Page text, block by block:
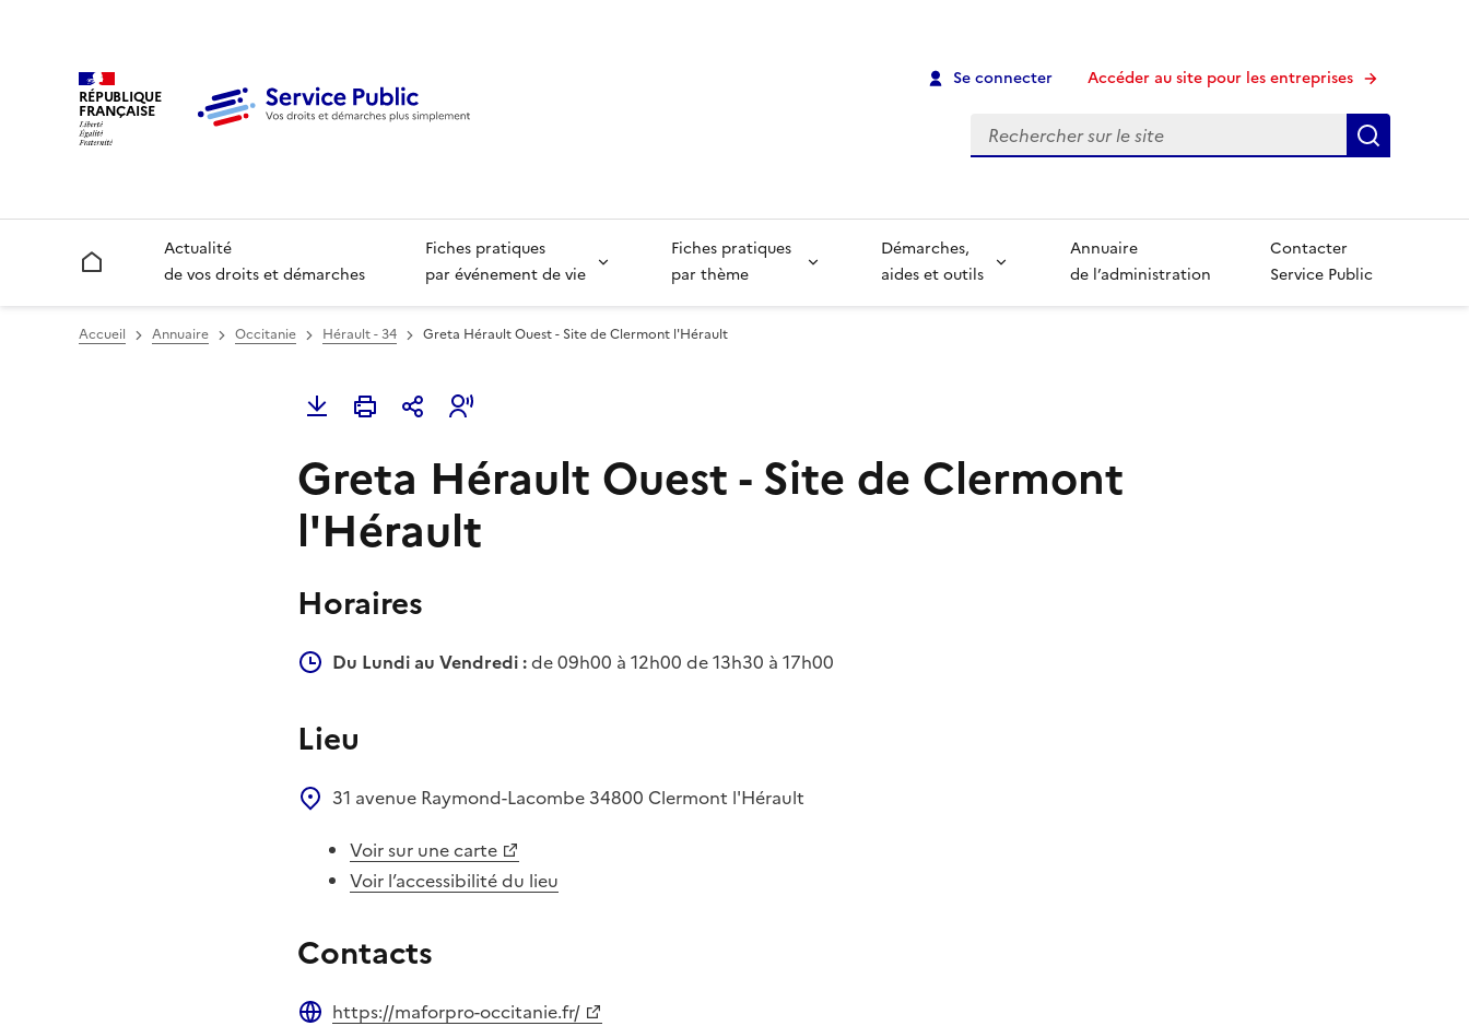
RÉPUBLIQUE
FRANÇAISE
Se connecter Accéder au site pour les entreprises
Recherche
Accueil
Actualité
de vos droits et démarches
Fiches pratiques
par événement de vie
Fiches pratiques
par thème
Démarches,
aides et outils
Annuaire
de l’administration
Contacter
Service Public
Accueil Annuaire Occitanie Hérault - 34 Greta Hérault Ouest - Site de Clermont l'Hérault
Greta Hérault Ouest - Site de Clermont
l'Hérault
Horaires
Du Lundi au Vendredi :de 09h00 à 12h00 de 13h30 à 17h00
Lieu
31 avenue Raymond-Lacombe 34800 Clermont l'Hérault
Voir sur une carte
Voir l’accessibilité du lieu
Contacts
https://maforpro-occitanie.fr/